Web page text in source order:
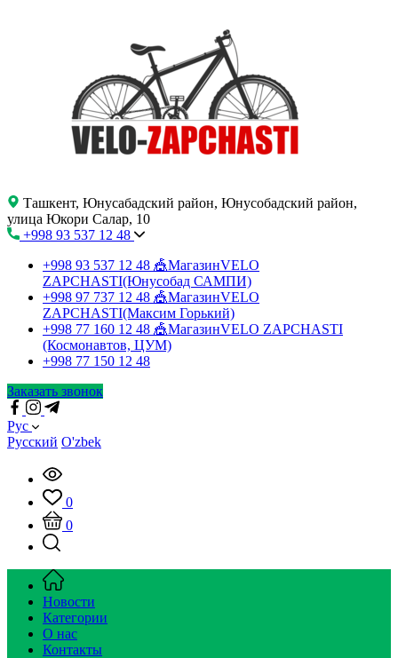
Ташкент, Юнусабадский район, Юнусобадский район,
улица Юкори Салар, 10
+998 93 537 12 48
+998 93 537 12 48 🎪МагазинVELO
ZAPCHASTI(Юнусобад САМПИ)
+998 97 737 12 48 🎪МагазинVELO
ZAPCHASTI(Максим Горький)
+998 77 160 12 48 🎪МагазинVELO ZAPCHASTI
(Космонавтов, ЦУМ)
+998 77 150 12 48
Заказать звонок
Рус
Русский O'zbek
0
0
Новости
Категории
О нас
Контакты